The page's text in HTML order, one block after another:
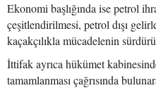
Ekonomi başlığında ise petrol
çeşitlendirilmesi, petrol dışı
kaçakçılıkla mücadelenin
İttifak ayrıca hükümet
tamamlanması çağrısında